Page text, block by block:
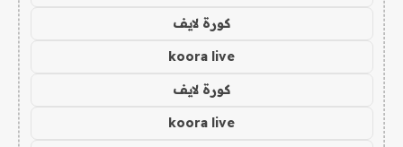
كورة لايف
koora live
كورة لايف
koora live